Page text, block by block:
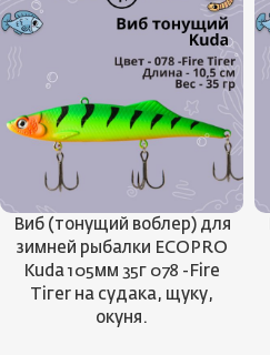
Виб (тонущий воблер) для
зимней рыбалки ECOPRO
Kuda 105мм 35г 078 -Fire
Tiгer на судака, щуку,
окуня.